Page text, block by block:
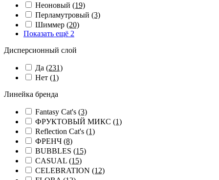
Неоновый (19)
Перламутровый (3)
Шиммер (20)
Показать ещё 2
Дисперсионный слой
Да (231)
Нет (1)
Линейка бренда
Fantasy Cat's (3)
ФРУКТОВЫЙ МИКС (1)
Reflection Cat's (1)
ФРЕНЧ (8)
BUBBLES (15)
CASUAL (15)
CELEBRATION (12)